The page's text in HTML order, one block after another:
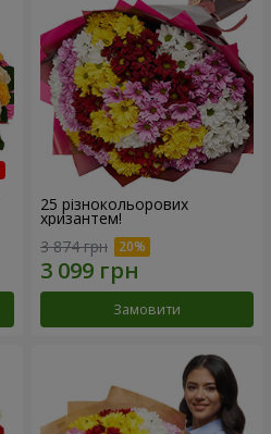
25 різнокольорових
хризантем!
3 874 грн
Замовити